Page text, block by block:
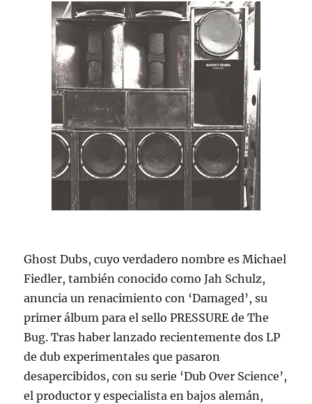
Ghost Dubs, cuyo verdadero nombre es Michael
Fiedler, también conocido como Jah Schulz,
anuncia un renacimiento con ‘Damaged’, su
primer álbum para el sello PRESSURE de The
Bug. Tras haber lanzado recientemente dos LP
de dub experimentales que pasaron
desapercibidos, con su serie ‘Dub Over Science’,
el productor y especialista en bajos alemán,